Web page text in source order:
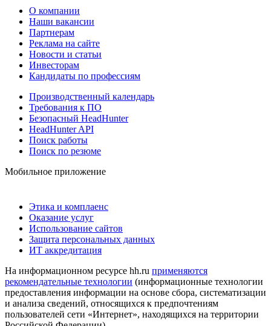
О компании
Наши вакансии
Партнерам
Реклама на сайте
Новости и статьи
Инвесторам
Кандидаты по профессиям
Производственный календарь
Требования к ПО
Безопасный HeadHunter
HeadHunter API
Поиск работы
Поиск по резюме
Мобильное приложение
Этика и комплаенс
Оказание услуг
Использование сайтов
Защита персональных данных
ИТ аккредитация
На информационном ресурсе hh.ru применяются
рекомендательные технологии (информационные технологии
предоставления информации на основе сбора, систематизации
и анализа сведений, относящихся к предпочтениям
пользователей сети «Интернет», находящихся на территории